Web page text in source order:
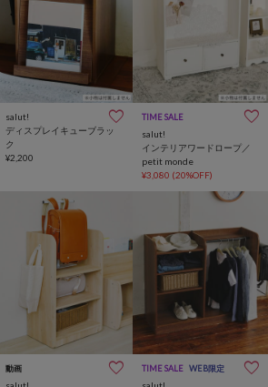
salut!
ディスプレイキューブラッ
ク
¥2,200
TIME SALE
salut!
インテリアワードロープ／
petit monde
¥3,080 (20%OFF)
動画 TIME SALE WEB限定